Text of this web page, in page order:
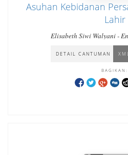
Asuhan Kebidanan
Lahir
Elisabeth Siwi Walyani -
DETAIL CANTUMAN
BAGIKAN: